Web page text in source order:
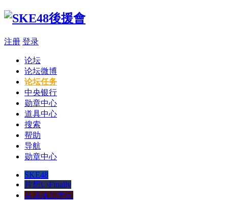
注册 登录
论坛
论坛微博
论坛任务
中央银行
勋章中心
道具中心
搜索
帮助
导航
勋章中心
SKE48
片想いFinally
马路须加学园